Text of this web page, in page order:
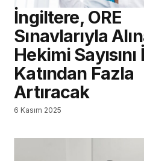
İngiltere, ORE
Sınavlarıyla
Hekimi Sayısını
Katından Fazla
Artıracak
6 Kasım 2025